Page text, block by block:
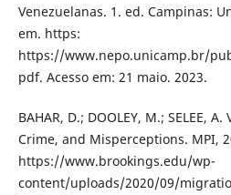
Venezuelanas. 1. ed. Campinas:
em. https:
https://www.nepo.unicamp.br/
pdf. Acesso em: 21 maio. 2023.
BAHAR, D.; DOOLEY, M.; SELEE,
Crime, and Misperceptions. MPI,
https://www.brookings.edu/wp-
content/uploads/2020/09/